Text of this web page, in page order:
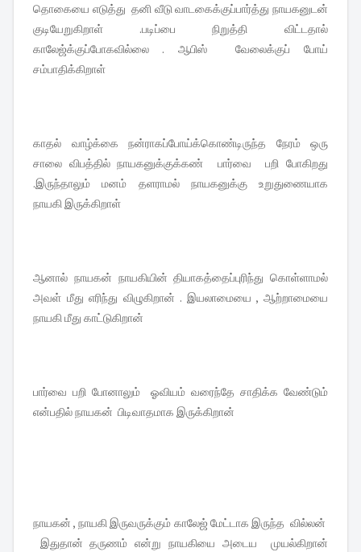
தொகையை எடுத்து தனி வீடு வாடகைக்குப்பார்த்து நாயகனுடன்
குடியேறுகிறாள் .படிப்பை நிறுத்தி விட்டதால்
காலேஜ்க்குப்போகவில்லை . ஆபிஸ் வேலைக்குப் போய்
சம்பாதிக்கிறாள்
காதல் வாழ்க்கை நன்ராகப்போய்க்கொண்டிருந்த நேரம் ஒரு
சாலை விபத்தில் நாயகனுக்குக்கண் பார்வை பறி போகிறது
.இருந்தாலும் மனம் தளராமல் நாயகனுக்கு உறுதுணையாக
நாயகி இருக்கிறாள்
ஆனால் நாயகன் நாயகியின் தியாகத்தைப்புரிந்து கொள்ளாமல்
அவள் மீது எரிந்து விழுகிறான் . இயலாமையை , ஆற்றாமையை
நாயகி மீது காட்டுகிறான்
பார்வை பறி போனாலும் ஓவியம் வரைந்தே சாதிக்க வேண்டும்
என்பதில் நாயகன் பிடிவாதமாக இருக்கிறான்
நாயகன் , நாயகி இருவருக்கும் காலேஜ் மேட்டாக இருந்த வில்லன்
இதுதான் தருணம் என்று நாயகியை அடைய முயல்கிறான்